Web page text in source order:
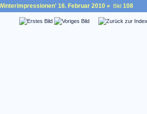
16. Februar 2010 » Bild 108